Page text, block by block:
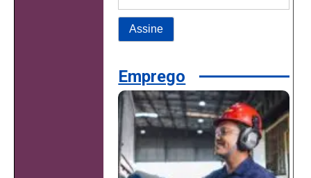
Emprego